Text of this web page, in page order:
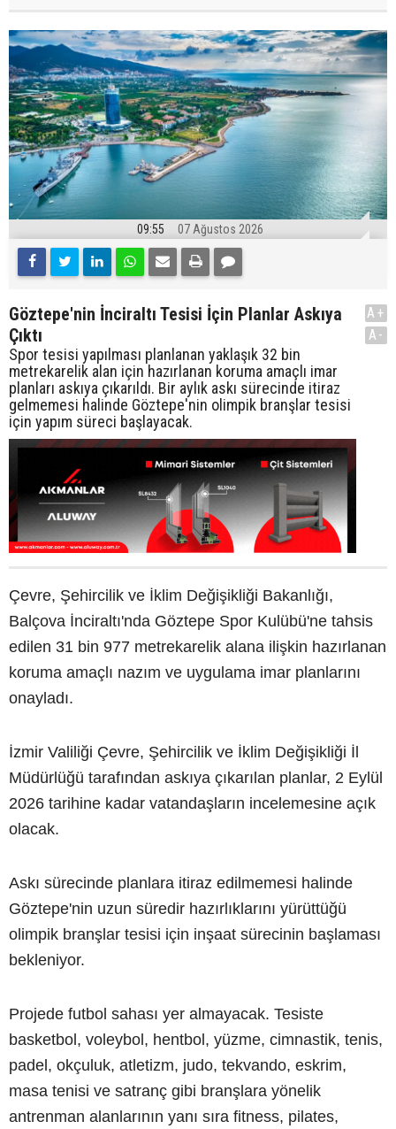
09:55 07 Ağustos 2026
Göztepe'nin İnciraltı Tesisi İçin Planlar Askıya
Çıktı
Spor tesisi yapılması planlanan yaklaşık 32 bin
metrekarelik alan için hazırlanan koruma amaçlı imar
planları askıya çıkarıldı. Bir aylık askı sürecinde itiraz
gelmemesi halinde Göztepe'nin olimpik branşlar tesisi
için yapım süreci başlayacak.
A+
A-
Çevre, Şehircilik ve İklim Değişikliği Bakanlığı,
Balçova İnciraltı'nda Göztepe Spor Kulübü'ne tahsis
edilen 31 bin 977 metrekarelik alana ilişkin hazırlanan
koruma amaçlı nazım ve uygulama imar planlarını
onayladı.
İzmir Valiliği Çevre, Şehircilik ve İklim Değişikliği İl
Müdürlüğü tarafından askıya çıkarılan planlar, 2 Eylül
2026 tarihine kadar vatandaşların incelemesine açık
olacak.
Askı sürecinde planlara itiraz edilmemesi halinde
Göztepe'nin uzun süredir hazırlıklarını yürüttüğü
olimpik branşlar tesisi için inşaat sürecinin başlaması
bekleniyor.
Projede futbol sahası yer almayacak. Tesiste
basketbol, voleybol, hentbol, yüzme, cimnastik, tenis,
padel, okçuluk, atletizm, judo, tekvando, eskrim,
masa tenisi ve satranç gibi branşlara yönelik
antrenman alanlarının yanı sıra fitness, pilates,